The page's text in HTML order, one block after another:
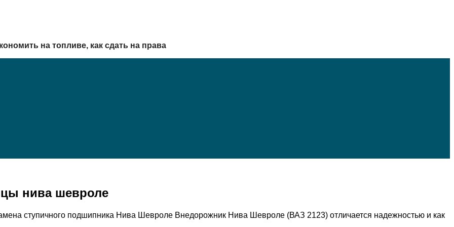
на топливе, как сдать на права
нива шевроле
ступичного подшипника Нива Шевроле Внедорожник Нива Шевроле (ВАЗ 2123) отличается надежностью и как